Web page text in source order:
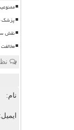
پزشک
نقش
نام:
ایمیل: